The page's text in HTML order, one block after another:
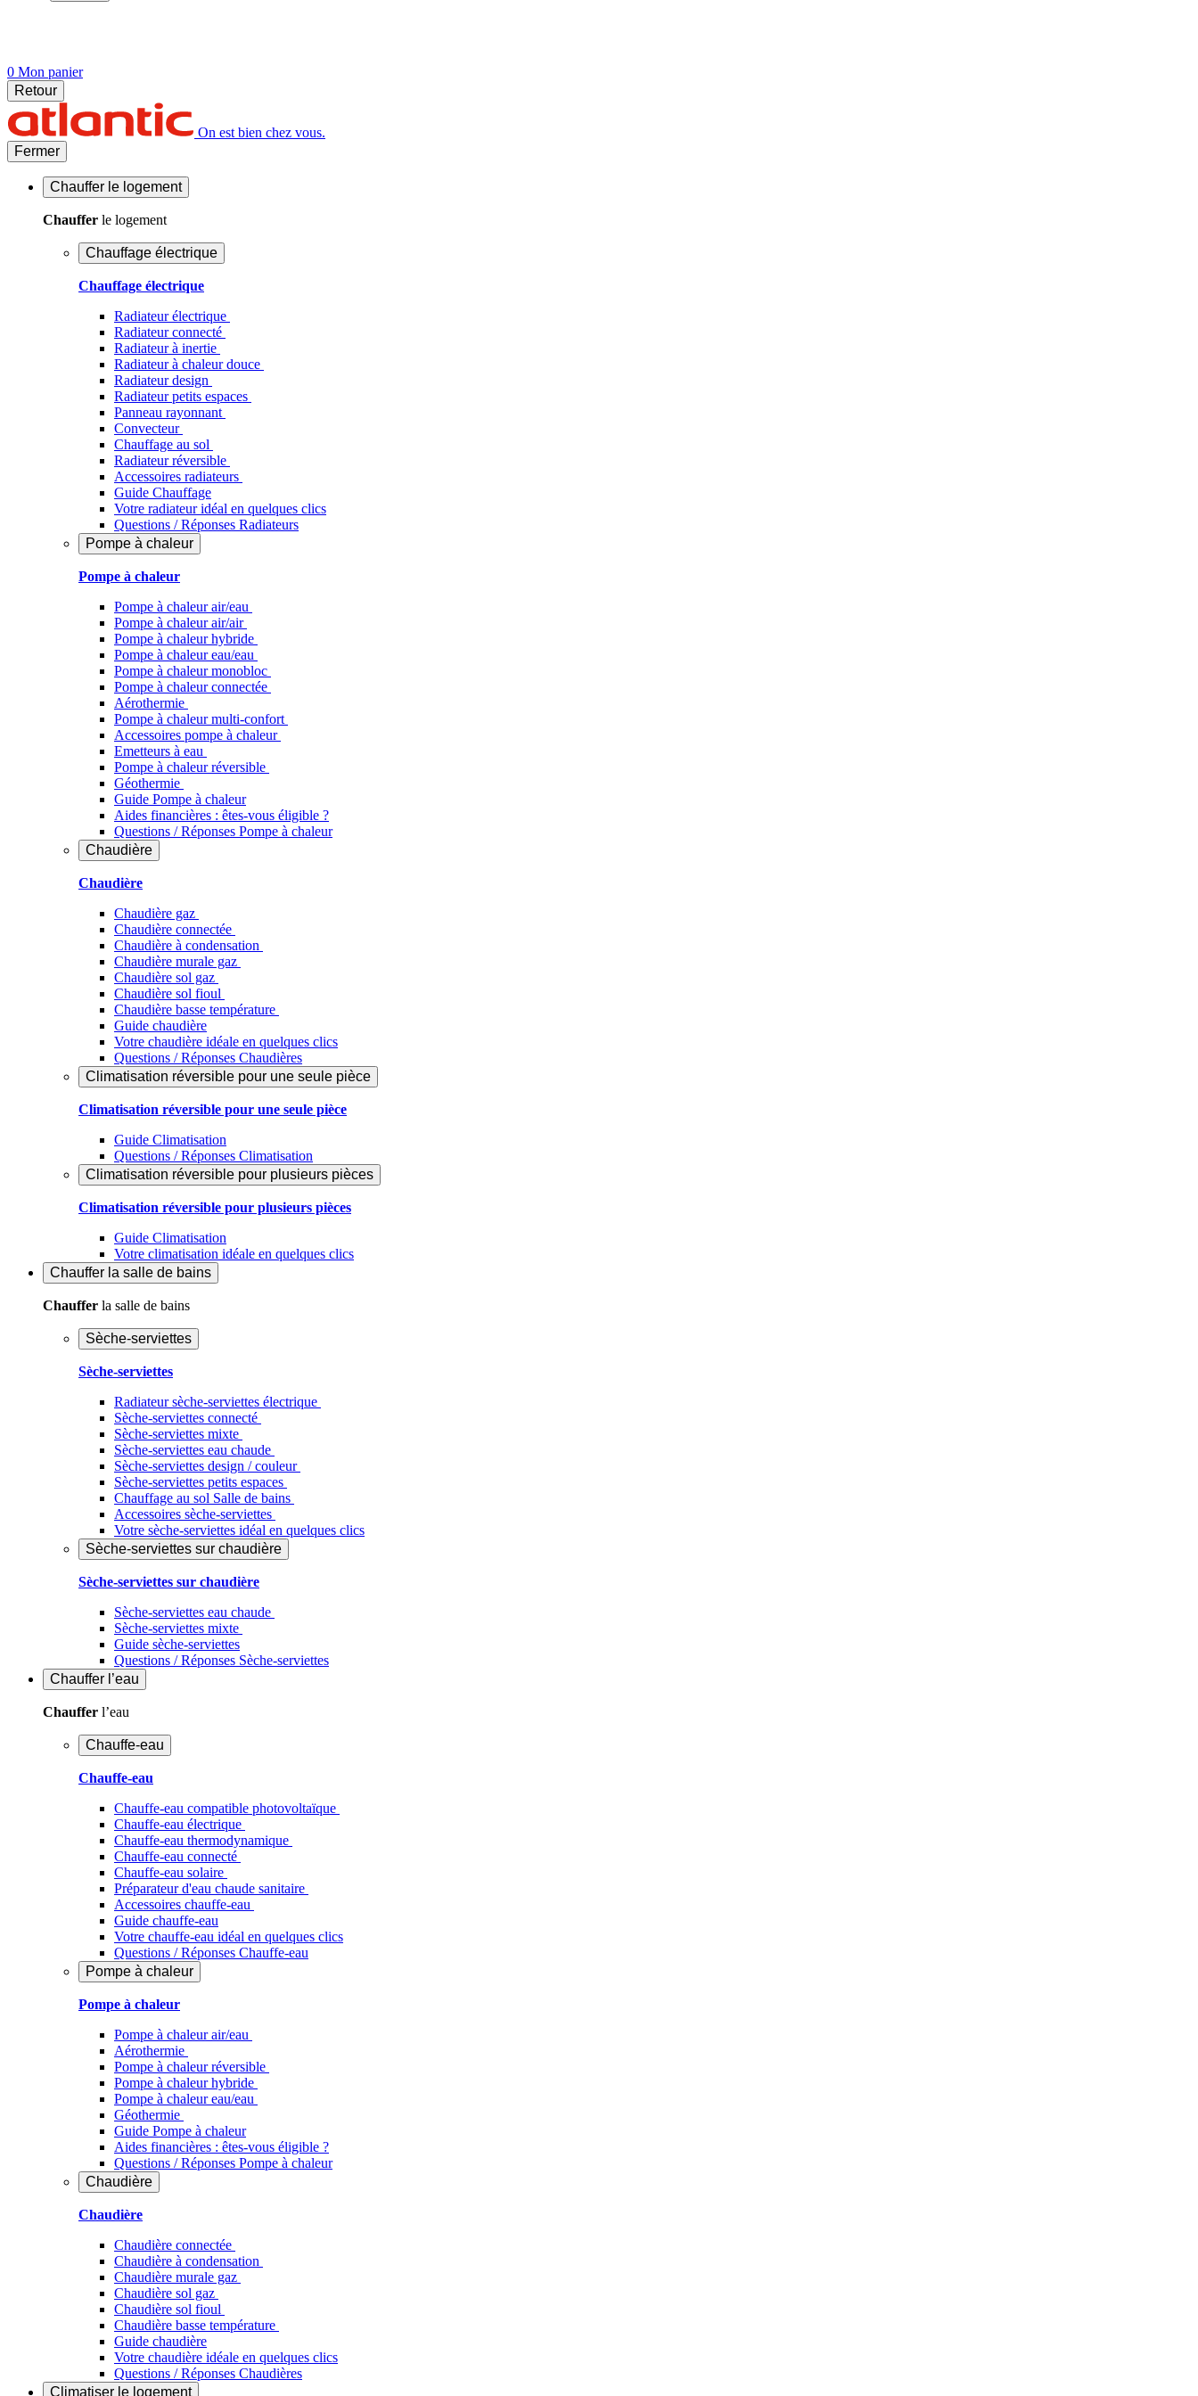
0 Mon panier
Retour
On est bien chez vous.
Fermer
Chauffer le logement
Chauffer le logement
Chauffage électrique
Chauffage électrique
Radiateur électrique
Radiateur connecté
Radiateur à inertie
Radiateur à chaleur douce
Radiateur design
Radiateur petits espaces
Panneau rayonnant
Convecteur
Chauffage au sol
Radiateur réversible
Accessoires radiateurs
Guide Chauffage
Votre radiateur idéal en quelques clics
Questions / Réponses Radiateurs
Pompe à chaleur
Pompe à chaleur
Pompe à chaleur air/eau
Pompe à chaleur air/air
Pompe à chaleur hybride
Pompe à chaleur​ eau/eau
Pompe à chaleur monobloc
Pompe à chaleur connectée
Aérothermie
Pompe à chaleur multi-confort
Accessoires pompe à chaleur
Emetteurs à eau
Pompe à chaleur réversible
Géothermie
Guide Pompe à chaleur
Aides financières : êtes-vous éligible ?
Questions / Réponses Pompe à chaleur
Chaudière
Chaudière
Chaudière gaz
Chaudière connectée
Chaudière à condensation
Chaudière murale gaz
Chaudière sol gaz
Chaudière sol fioul
Chaudière basse température
Guide chaudière
Votre chaudière idéale en quelques clics
Questions / Réponses Chaudières
Climatisation réversible pour une seule pièce
Climatisation réversible pour une seule pièce
Guide Climatisation
Questions / Réponses Climatisation
Climatisation réversible pour plusieurs pièces
Climatisation réversible pour plusieurs pièces
Guide Climatisation
Votre climatisation idéale en quelques clics
Chauffer la salle de bains
Chauffer la salle de bains
Sèche-serviettes
Sèche-serviettes
Radiateur sèche-serviettes électrique
Sèche-serviettes connecté
Sèche-serviettes mixte
Sèche-serviettes eau chaude
Sèche-serviettes design / couleur
Sèche-serviettes petits espaces
Chauffage au sol Salle de bains
Accessoires sèche-serviettes
Votre sèche-serviettes idéal en quelques clics
Sèche-serviettes sur chaudière
Sèche-serviettes sur chaudière
Sèche-serviettes eau chaude
Sèche-serviettes mixte
Guide sèche-serviettes
Questions / Réponses Sèche-serviettes
Chauffer l’eau
Chauffer l’eau
Chauffe-eau
Chauffe-eau
Chauffe-eau compatible photovoltaïque
Chauffe-eau électrique
Chauffe-eau thermodynamique
Chauffe-eau connecté
Chauffe-eau solaire
Préparateur d'eau chaude sanitaire
Accessoires chauffe-eau
Guide chauffe-eau
Votre chauffe-eau idéal en quelques clics
Questions / Réponses Chauffe-eau
Pompe à chaleur
Pompe à chaleur
Pompe à chaleur air/eau
Aérothermie
Pompe à chaleur réversible
Pompe à chaleur hybride
Pompe à chaleur​ eau/eau
Géothermie
Guide Pompe à chaleur
Aides financières : êtes-vous éligible ?
Questions / Réponses Pompe à chaleur
Chaudière
Chaudière
Chaudière connectée
Chaudière à condensation
Chaudière murale gaz
Chaudière sol gaz
Chaudière sol fioul
Chaudière basse température
Guide chaudière
Votre chaudière idéale en quelques clics
Questions / Réponses Chaudières
Climatiser le logement